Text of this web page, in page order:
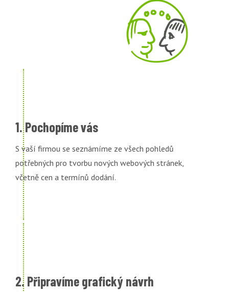
1. Pochopíme vás
S vaší firmou se seznámíme ze všech pohledů
potřebných pro tvorbu nových webových stránek,
včetně cen a termínů dodání.
2. Připravíme grafický návrh